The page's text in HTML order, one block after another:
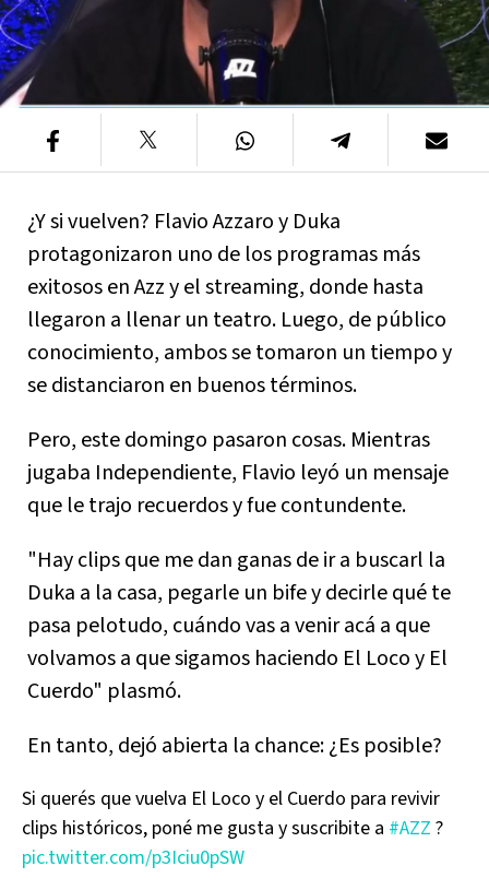
¿Y si vuelven? Flavio Azzaro y Duka
protagonizaron uno de los programas más
exitosos en Azz y el streaming, donde hasta
llegaron a llenar un teatro. Luego, de público
conocimiento, ambos se tomaron un tiempo y
se distanciaron en buenos términos.
Pero, este domingo pasaron cosas. Mientras
jugaba Independiente, Flavio leyó un mensaje
que le trajo recuerdos y fue contundente.
"Hay clips que me dan ganas de ir a buscarl la
Duka a la casa, pegarle un bife y decirle qué te
pasa pelotudo, cuándo vas a venir acá a que
volvamos a que sigamos haciendo El Loco y El
Cuerdo" plasmó.
En tanto, dejó abierta la chance: ¿Es posible?
Si querés que vuelva El Loco y el Cuerdo para revivir
clips históricos, poné me gusta y suscribite a #AZZ ?
pic.twitter.com/p3Iciu0pSW